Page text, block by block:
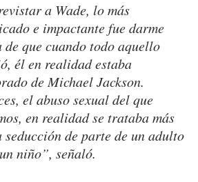
a Wade, lo más
e impactante fue darme
de que cuando todo aquello
él en realidad estaba
de Michael Jackson.
el abuso sexual del que
en realidad se trataba más
seducción de parte de un adulto
niño”, señaló.